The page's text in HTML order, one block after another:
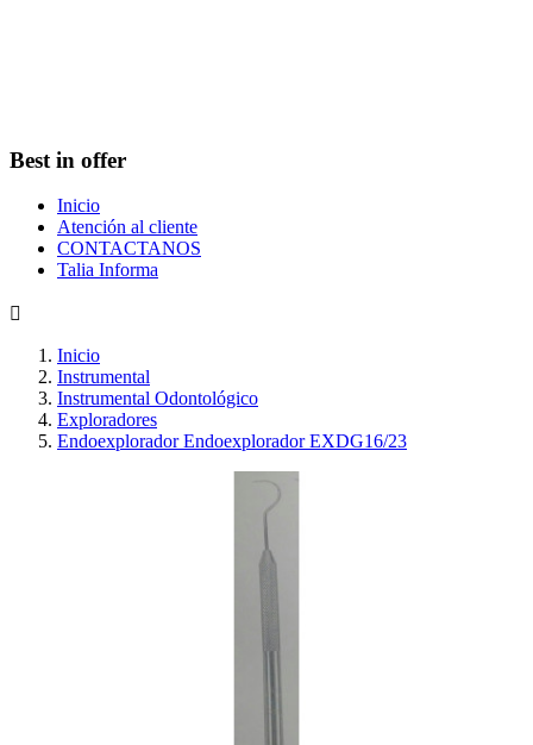
Best in offer
Inicio
Atención al cliente
CONTACTANOS
Talia Informa

Inicio
Instrumental
Instrumental Odontológico
Exploradores
Endoexplorador Endoexplorador EXDG16/23